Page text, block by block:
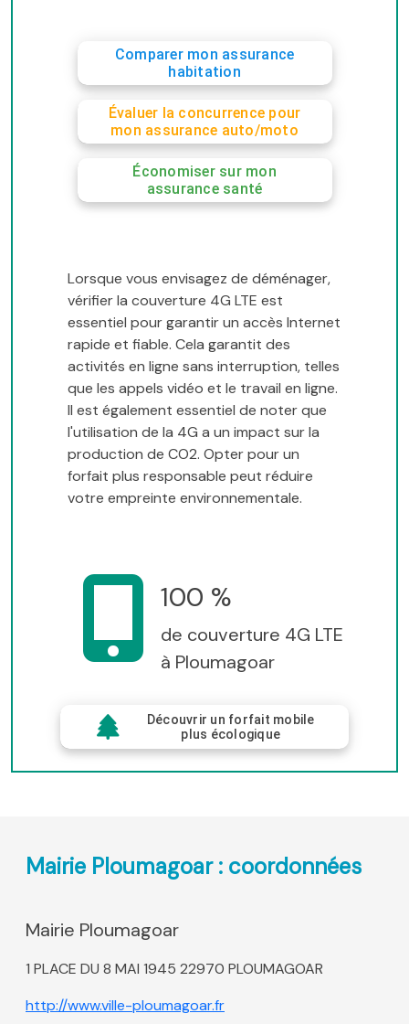
Comparer mon assurance
habitation
Évaluer la concurrence pour
mon assurance auto/moto
Économiser sur mon
assurance santé
Lorsque vous envisagez de déménager,
vérifier la couverture 4G LTE est
essentiel pour garantir un accès Internet
rapide et fiable. Cela garantit des
activités en ligne sans interruption, telles
que les appels vidéo et le travail en ligne.
Il est également essentiel de noter que
l'utilisation de la 4G a un impact sur la
production de CO2. Opter pour un
forfait plus responsable peut réduire
votre empreinte environnementale.
100 %
de couverture 4G LTE
à Ploumagoar
Découvrir un forfait mobile
plus écologique
Mairie Ploumagoar : coordonnées
Mairie Ploumagoar
1 PLACE DU 8 MAI 1945 22970 PLOUMAGOAR
http://www.ville-ploumagoar.fr